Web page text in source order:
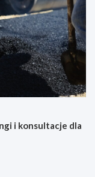
i konsultacje dla